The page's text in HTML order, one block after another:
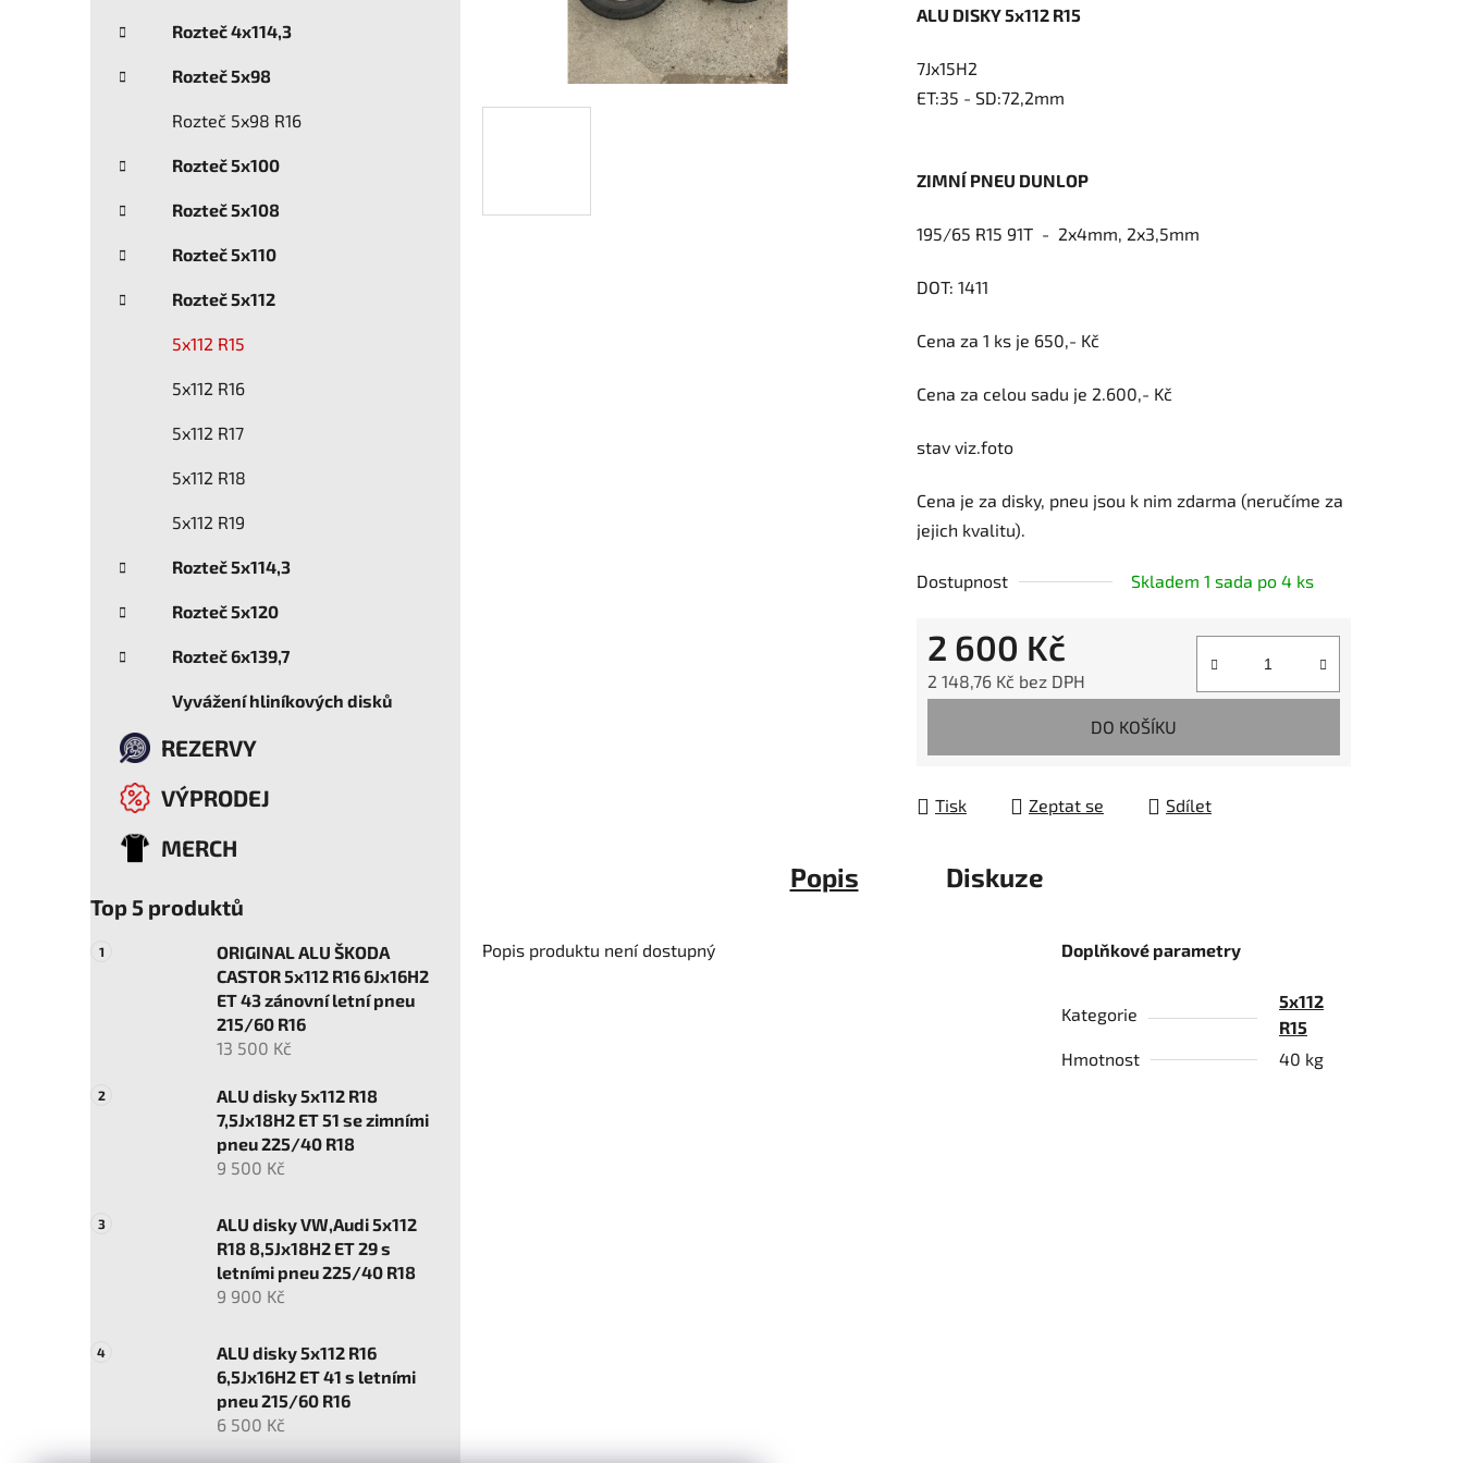
Rozteč 4x114,3
Rozteč 5x98
Rozteč 5x98 R16
Rozteč 5x100
Rozteč 5x108
Rozteč 5x110
Rozteč 5x112
5x112 R15
5x112 R16
5x112 R17
5x112 R18
5x112 R19
Rozteč 5x114,3
Rozteč 5x120
Rozteč 6x139,7
Vyvážení hliníkových disků
REZERVY
VÝPRODEJ
MERCH
Top 5 produktů
ORIGINAL ALU ŠKODA
CASTOR 5x112 R16 6Jx16H2
ET 43 zánovní letní pneu
215/60 R16
13 500 Kč
ALU disky 5x112 R18
7,5Jx18H2 ET 51 se zimními
pneu 225/40 R18
9 500 Kč
ALU disky VW,Audi 5x112
R18 8,5Jx18H2 ET 29 s
letními pneu 225/40 R18
9 900 Kč
ALU disky 5x112 R16
6,5Jx16H2 ET 41 s letními
pneu 215/60 R16
6 500 Kč
je
z
5
ALU DISKY 5x112 R15
7Jx15H2
ET:35 - SD:72,2mm
ZIMNÍ PNEU DUNLOP
195/65 R15 91T - 2x4mm, 2x3,5mm
DOT: 1411
Cena za 1 ks je 650,- Kč
Cena za celou sadu je 2.600,- Kč
stav viz.foto
Cena je za disky, pneu jsou k nim zdarma (neručíme za
jejich kvalitu).
Dostupnost Skladem 1 sada po 4 ks
2 600 Kč
2 148,76 Kč bez DPH
DO KOŠÍKU
Tisk Zeptat se Sdílet
Popis Diskuze
Popis produktu není dostupný Doplňkové parametry
Kategorie
5x112
R15
Hmotnost
40 kg